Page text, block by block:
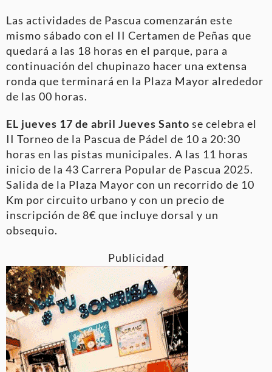
Las actividades de Pascua comenzarán este
mismo sábado con el II Certamen de Peñas que
quedará a las 18 horas en el parque, para a
continuación del chupinazo hacer una extensa
ronda que terminará en la Plaza Mayor alrededor
de las 00 horas.
EL jueves 17 de abril Jueves Santo se celebra el
II Torneo de la Pascua de Pádel de 10 a 20:30
horas en las pistas municipales. A las 11 horas
inicio de la 43 Carrera Popular de Pascua 2025.
Salida de la Plaza Mayor con un recorrido de 10
Km por circuito urbano y con un precio de
inscripción de 8€ que incluye dorsal y un
obsequio.
Publicidad